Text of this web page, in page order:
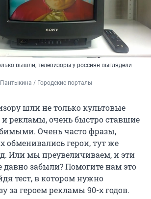
вышли, телевизоры у россиян выглядели
/ Городские порталы
шли не только культовые
рекламы, очень быстро ставшие
Очень часто фразы,
обменивались герои, тут же
Или мы преувеличиваем, и эти
давно забыли? Помогите нам это
тест, в котором нужно
за героем рекламы 90-х годов.